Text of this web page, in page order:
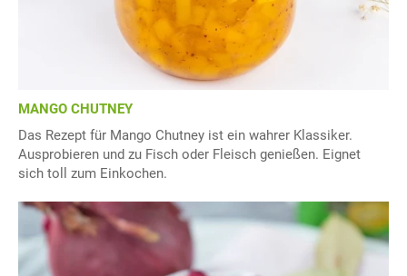
MANGO CHUTNEY
Das Rezept für Mango Chutney ist ein wahrer Klassiker.
Ausprobieren und zu Fisch oder Fleisch genießen. Eignet
sich toll zum Einkochen.